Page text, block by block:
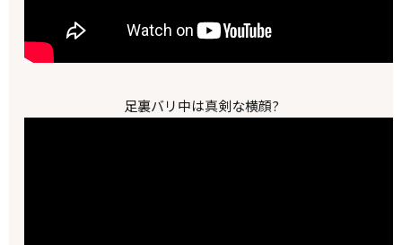
足裏バリ中は真剣な横顔?